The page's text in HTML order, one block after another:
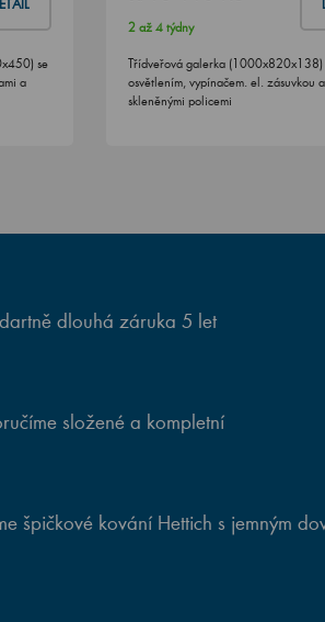
se
a
2 až 4 týdny
Třídveřová galerka (1000x820x138)
osvětlením, vypínačem. el. zásuvkou
skleněnými policemi
dlouhá záruka 5 let
složené a kompletní
špičkové kování Hettich s jemným